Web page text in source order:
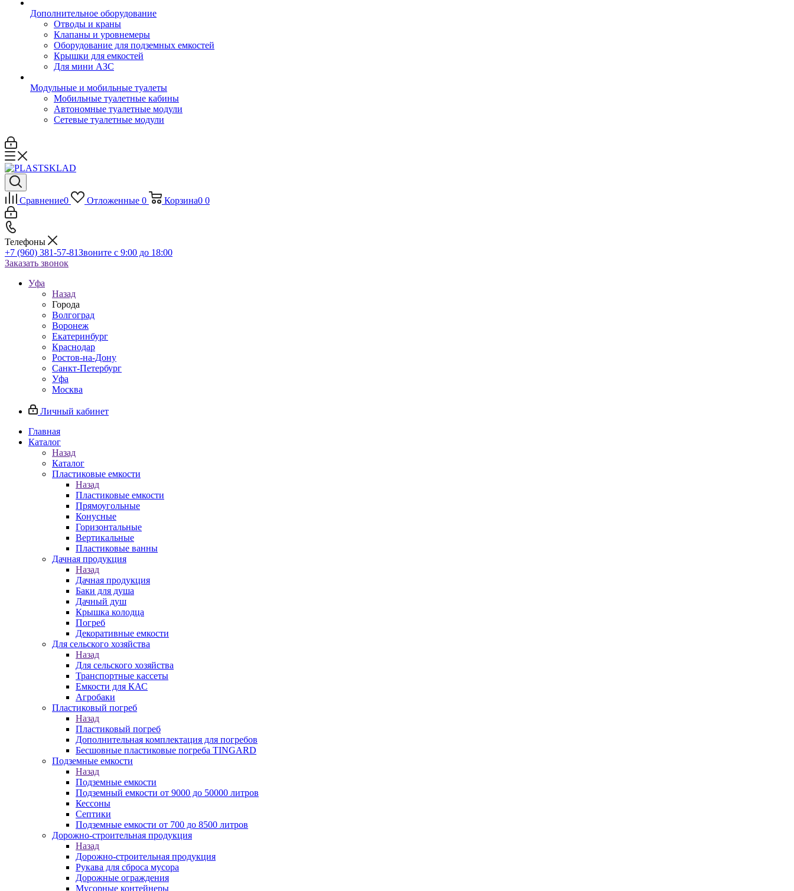
Дополнительное оборудование
Отводы и краны
Клапаны и уровнемеры
Оборудование для подземных емкостей
Крышки для емкостей
Для мини АЗС
Модульные и мобильные туалеты
Мобильные туалетные кабины
Автономные туалетные модули
Сетевые туалетные модули
Сравнение0 Отложенные 0 Корзина0 0
Телефоны
+7 (960) 381-57-81Звоните с 9:00 до 18:00
Заказать звонок
Уфа
Назад
Города
Волгоград
Воронеж
Екатеринбург
Краснодар
Ростов-на-Дону
Санкт-Петербург
Уфа
Москва
Личный кабинет
Главная
Каталог
Назад
Каталог
Пластиковые емкости
Назад
Пластиковые емкости
Прямоугольные
Конусные
Горизонтальные
Вертикальные
Пластиковые ванны
Дачная продукция
Назад
Дачная продукция
Баки для душа
Дачный душ
Крышка колодца
Погреб
Декоративные емкости
Для сельского хозяйства
Назад
Для сельского хозяйства
Транспортные кассеты
Емкости для КАС
Агробаки
Пластиковый погреб
Назад
Пластиковый погреб
Дополнительная комплектация для погребов
Бесшовные пластиковые погреба TINGARD
Подземные емкости
Назад
Подземные емкости
Подземный емкости от 9000 до 50000 литров
Кессоны
Септики
Подземные емкости от 700 до 8500 литров
Дорожно-строительная продукция
Назад
Дорожно-строительная продукция
Рукава для сброса мусора
Дорожные ограждения
Мусорные контейнеры